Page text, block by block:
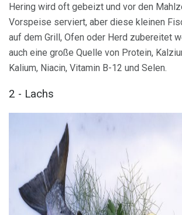
Hering wird oft gebeizt und vor den
Vorspeise serviert, aber diese kleinen
auf dem Grill, Ofen oder Herd zubereitet
auch eine große Quelle von Protein,
Kalium, Niacin, Vitamin B-12 und Selen.
2 - Lachs